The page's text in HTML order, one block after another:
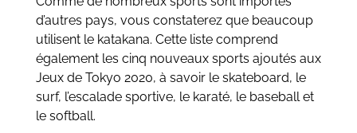
d’autres pays, vous constaterez que beaucoup
utilisent le katakana. Cette liste comprend
également les cinq nouveaux sports ajoutés aux
Jeux de Tokyo 2020, à savoir le skateboard, le
surf, l’escalade sportive, le karaté, le baseball et
le softball.